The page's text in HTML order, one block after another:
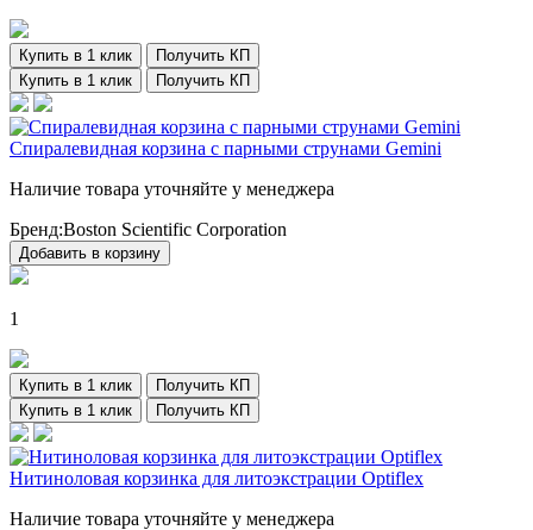
Купить в 1 клик
Получить КП
Купить в 1 клик
Получить КП
Спиралевидная корзина с парными струнами Gemini
Наличие товара уточняйте у менеджера
Бренд:Boston Scientific Corporation
Добавить в корзину
1
Купить в 1 клик
Получить КП
Купить в 1 клик
Получить КП
Нитиноловая корзинка для литоэкстрации Optiflex
Наличие товара уточняйте у менеджера